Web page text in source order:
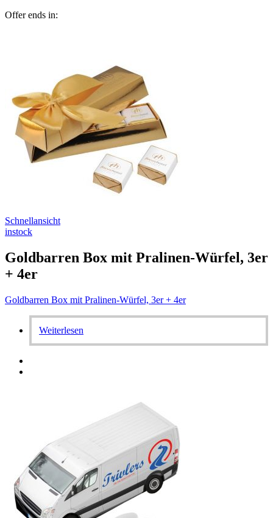
Offer ends in:
Schnellansicht
instock
Goldbarren Box mit Pralinen-Würfel, 3er
+ 4er
Goldbarren Box mit Pralinen-Würfel, 3er + 4er
Weiterlesen